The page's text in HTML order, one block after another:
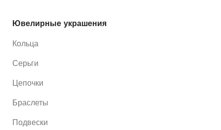
Ювелирные украшения
Кольца
Серьги
Цепочки
Браслеты
Подвески